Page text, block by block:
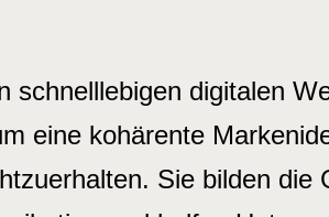
schnelllebigen digitalen
eine kohärente
Sie bilden die